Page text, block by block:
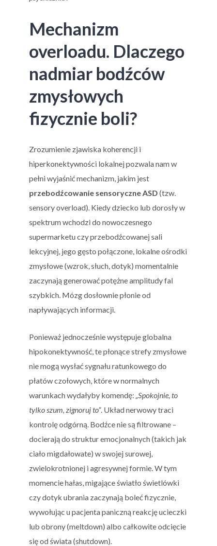
Mechanizm
overloadu. Dlaczego
nadmiar bodźców
zmysłowych
fizycznie boli?
Zrozumienie zjawiska koherencji i
hiperkonektywności lokalnej pozwala nam w
pełni wyjaśnić mechanizm, jakim jest
przebodźcowanie sensoryczne ASD (tzw.
sensory overload). Kiedy dziecko lub dorosły w
spektrum wchodzi do nowoczesnego
supermarketu czy przebodźcowanej sali
lekcyjnej, jego gęsto połączone, lokalne ośrodki
zmysłowe (wzrok, słuch, dotyk) momentalnie
zaczynają generować potężne amplitudy fal
szybkich. Mózg dosłownie płonie od
napływających informacji.
Ponieważ jednocześnie występuje globalna
hipokonektywność, te płonące strefy zmysłowe
nie mogą wysłać sygnału ratunkowego do
płatów czołowych, które w normalnych
warunkach wydałyby komendę:„Spokojnie, to
tylko szum, zignoruj to”. Układ nerwowy traci
kontrolę odgórną. Bodźce nie są filtrowane –
docierają do struktur emocjonalnych (takich jak
ciało migdałowate) w swojej surowej,
zwielokrotnionej i agresywnej formie. W tym
momencie hałas, migające światło świetlówki
czy dotyk ubrania zaczynają boleć fizycznie,
wywołując u pacjenta paniczną reakcję ucieczki
lub obrony (meltdown) albo całkowite odcięcie
się od świata (shutdown).